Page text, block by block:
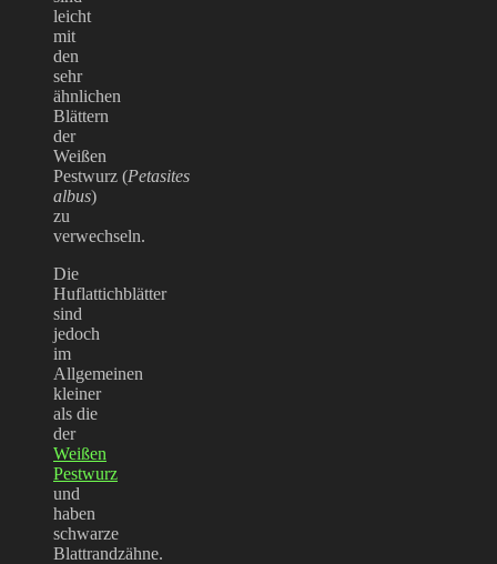
leicht
mit
den
sehr
ähnlichen
Blättern
der
Weißen
Pestwurz (Petasites
albus)
zu
verwechseln.
Die
Huflattichblätter
sind
jedoch
im
Allgemeinen
kleiner
als die
der
Weißen
Pestwurz
und
haben
schwarze
Blattrandzähne.